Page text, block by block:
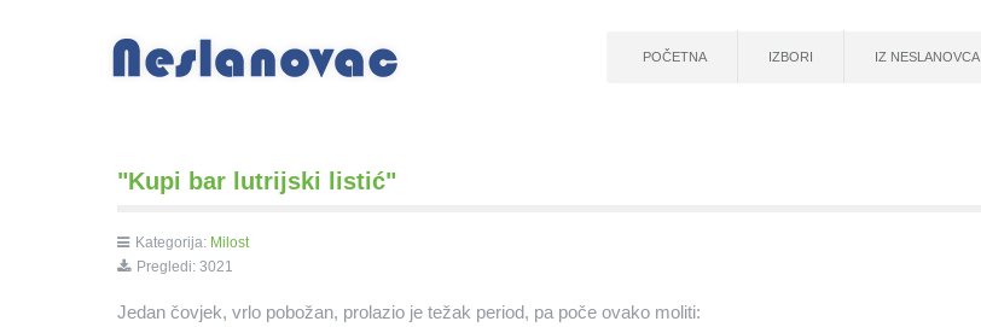
POČETNA IZBORI IZ NESLANOVCA
"Kupi bar lutrijski listić"
Kategorija: Milost
Pregledi: 3021
Jedan čovjek, vrlo pobožan, prolazio je težak period, pa poče ovako moliti: